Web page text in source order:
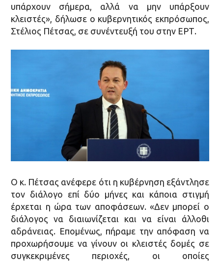
υπάρχουν σήμερα, αλλά να μην υπάρξουν
κλειστές», δήλωσε ο κυβερνητικός εκπρόσωπος,
Στέλιος Πέτσας, σε συνέντευξή του στην ΕΡΤ.
Ο κ. Πέτσας ανέφερε ότι η κυβέρνηση εξάντλησε
τον διάλογο επί δύο μήνες και κάποια στιγμή
έρχεται η ώρα των αποφάσεων. «Δεν μπορεί ο
διάλογος να διαιωνίζεται και να είναι άλλοθι
αδράνειας. Επομένως, πήραμε την απόφαση να
προχωρήσουμε να γίνουν οι κλειστές δομές σε
συγκεκριμένες περιοχές, οι οποίες